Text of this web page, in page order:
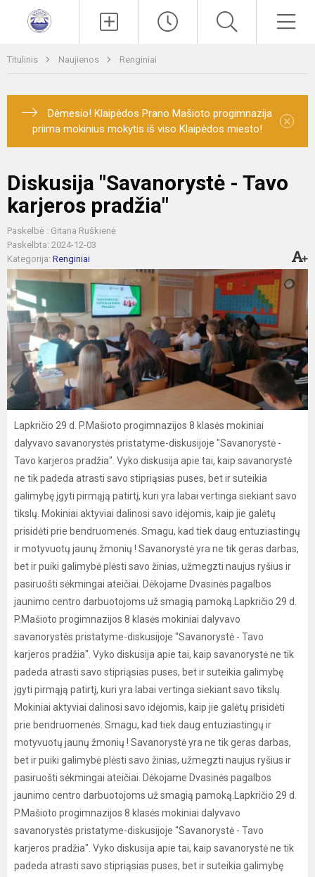
Titulinis Naujienos Renginiai
Dėmesio! Klaipėdos Prano Mašioto progimnazija
priima mokinius mokytis iš viso Klaipėdos miesto!
×
Diskusija "Savanorystė - Tavo
karjeros pradžia"
Paskelbė : Gitana Ruškienė
Paskelbta: 2024-12-03
Kategorija: Renginiai
Lapkričio 29 d. P.Mašioto progimnazijos 8 klasės mokiniai
dalyvavo savanorystės pristatyme-diskusijoje "Savanorystė -
Tavo karjeros pradžia". Vyko diskusija apie tai, kaip savanorystė
ne tik padeda atrasti savo stipriąsias puses, bet ir suteikia
galimybę įgyti pirmąją patirtį, kuri yra labai vertinga siekiant savo
tikslų. Mokiniai aktyviai dalinosi savo idėjomis, kaip jie galėtų
prisidėti prie bendruomenės. Smagu, kad tiek daug entuziastingų
ir motyvuotų jaunų žmonių ! Savanorystė yra ne tik geras darbas,
bet ir puiki galimybė plėsti savo žinias, užmegzti naujus ryšius ir
pasiruošti sėkmingai ateičiai. Dėkojame Dvasinės pagalbos
jaunimo centro darbuotojoms už smagią pamoką.Lapkričio 29 d.
P.Mašioto progimnazijos 8 klasės mokiniai dalyvavo
savanorystės pristatyme-diskusijoje "Savanorystė - Tavo
karjeros pradžia". Vyko diskusija apie tai, kaip savanorystė ne tik
padeda atrasti savo stipriąsias puses, bet ir suteikia galimybę
įgyti pirmąją patirtį, kuri yra labai vertinga siekiant savo tikslų.
Mokiniai aktyviai dalinosi savo idėjomis, kaip jie galėtų prisidėti
prie bendruomenės. Smagu, kad tiek daug entuziastingų ir
motyvuotų jaunų žmonių ! Savanorystė yra ne tik geras darbas,
bet ir puiki galimybė plėsti savo žinias, užmegzti naujus ryšius ir
pasiruošti sėkmingai ateičiai. Dėkojame Dvasinės pagalbos
jaunimo centro darbuotojoms už smagią pamoką.Lapkričio 29 d.
P.Mašioto progimnazijos 8 klasės mokiniai dalyvavo
savanorystės pristatyme-diskusijoje "Savanorystė - Tavo
karjeros pradžia". Vyko diskusija apie tai, kaip savanorystė ne tik
padeda atrasti savo stipriąsias puses, bet ir suteikia galimybę